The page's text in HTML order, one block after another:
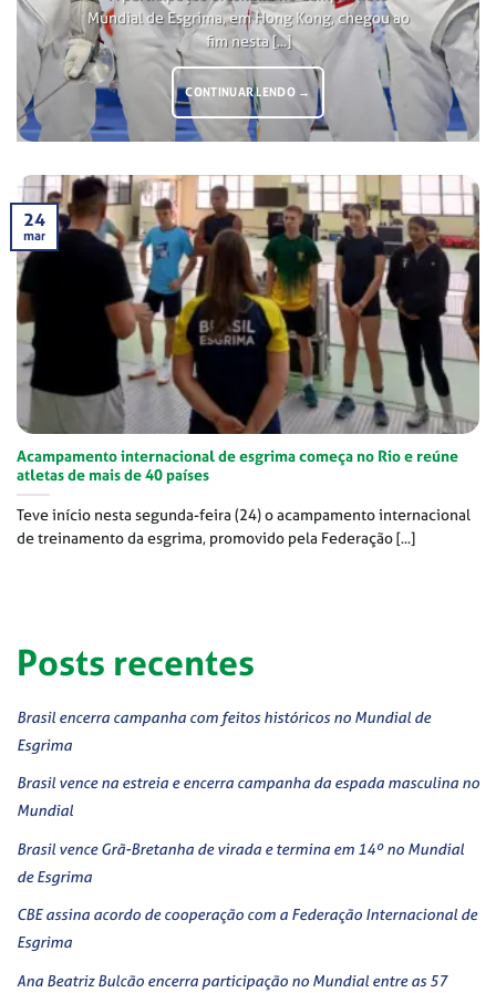
Mundial de Esgrima, em Hong Kong, chegou ao
fim nesta [...]
CONTINUAR LENDO →
Acampamento internacional de esgrima começa no Rio e reúne
atletas de mais de 40 países
Teve início nesta segunda-feira (24) o acampamento internacional
de treinamento da esgrima, promovido pela Federação [...]
24
mar
Posts recentes
Brasil encerra campanha com feitos históricos no Mundial de
Esgrima
Brasil vence na estreia e encerra campanha da espada masculina no
Mundial
Brasil vence Grã-Bretanha de virada e termina em 14º no Mundial
de Esgrima
CBE assina acordo de cooperação com a Federação Internacional de
Esgrima
Ana Beatriz Bulcão encerra participação no Mundial entre as 57